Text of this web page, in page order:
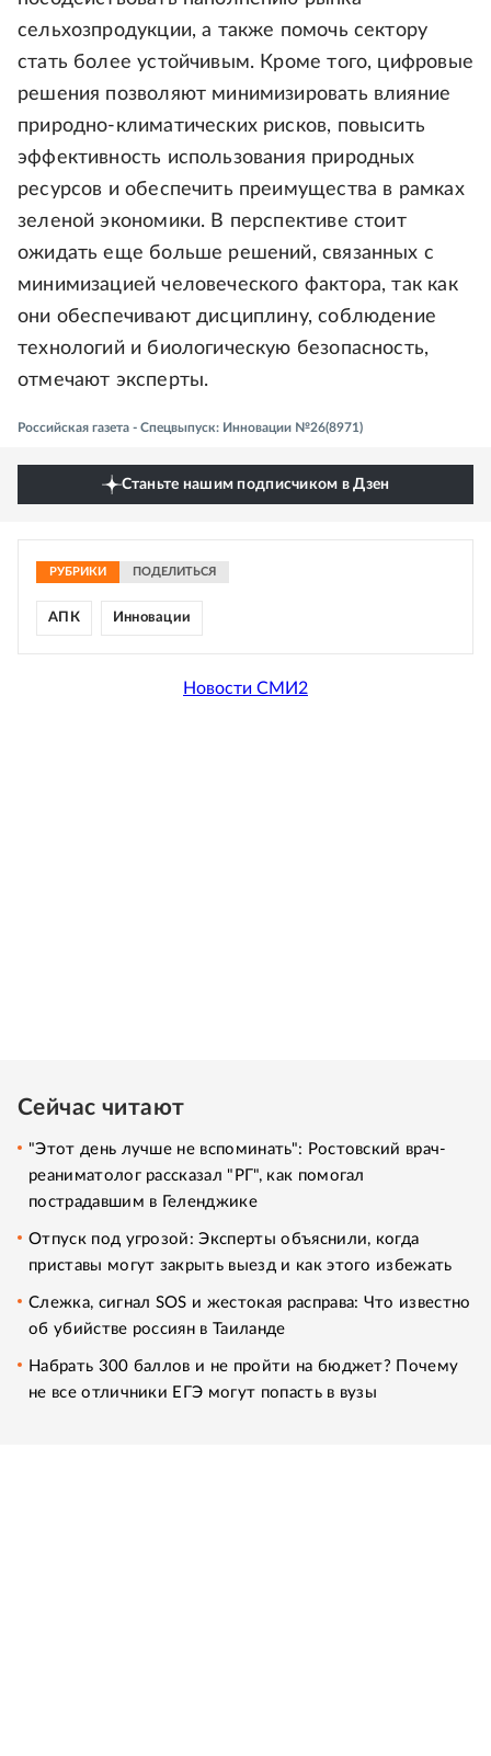
сельхозпродукции, а также помочь сектору
стать более устойчивым. Кроме того, цифровые
решения позволяют минимизировать влияние
природно-климатических рисков, повысить
эффективность использования природных
ресурсов и обеспечить преимущества в рамках
зеленой экономики. В перспективе стоит
ожидать еще больше решений, связанных с
минимизацией человеческого фактора, так как
они обеспечивают дисциплину, соблюдение
технологий и биологическую безопасность,
отмечают эксперты.
Российская газета - Спецвыпуск: Инновации №26(8971)
Станьте нашим подписчиком в Дзен
РУБРИКИ ПОДЕЛИТЬСЯ
АПК Инновации
Новости СМИ2
Сейчас читают
"Этот день лучше не вспоминать": Ростовский врач-
реаниматолог рассказал "РГ", как помогал
пострадавшим в Геленджике
Отпуск под угрозой: Эксперты объяснили, когда
приставы могут закрыть выезд и как этого избежать
Слежка, сигнал SOS и жестокая расправа: Что известно
об убийстве россиян в Таиланде
Набрать 300 баллов и не пройти на бюджет? Почему
не все отличники ЕГЭ могут попасть в вузы